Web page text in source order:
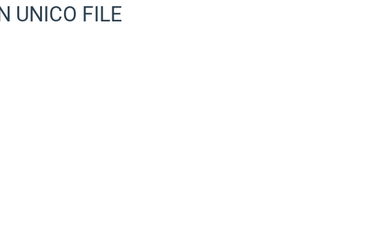
UNICO FILE